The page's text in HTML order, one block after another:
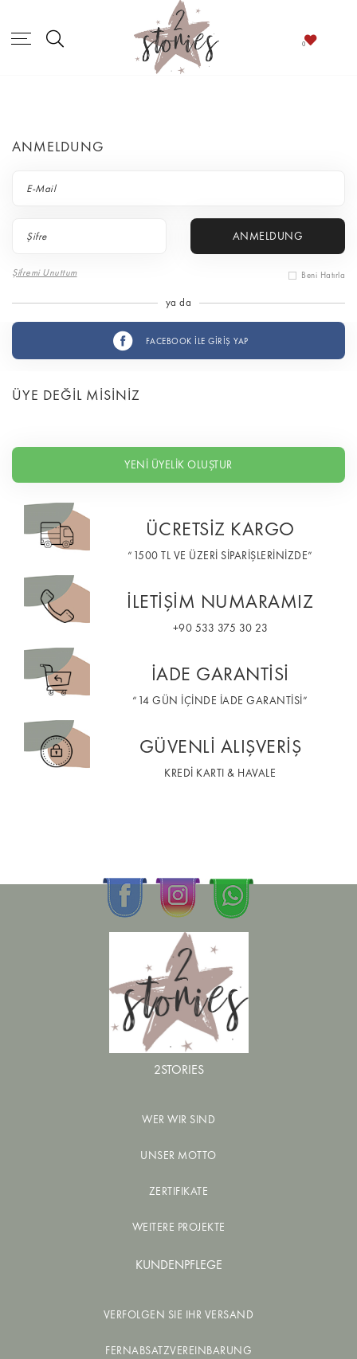
ANMELDUNG
ANMELDUNG
Şifremi Unuttum Beni Hatırla
ya da
FACEBOOK İLE GİRİŞ YAP
ÜYE DEĞİL MİSİNİZ
YENİ ÜYELİK OLUŞTUR
ÜCRETSİZ KARGO
“1500 TL VE ÜZERİ SİPARİŞLERİNİZDE”
İLETİŞİM NUMARAMIZ
+90 533 375 30 23
İADE GARANTİSİ
“14 GÜN İÇİNDE İADE GARANTİSİ”
GÜVENLİ ALIŞVERİŞ
KREDİ KARTI & HAVALE
2STORIES
WER WIR SIND
UNSER MOTTO
ZERTIFIKATE
WEITERE PROJEKTE
KUNDENPFLEGE
VERFOLGEN SIE IHR VERSAND
FERNABSATZVEREINBARUNG